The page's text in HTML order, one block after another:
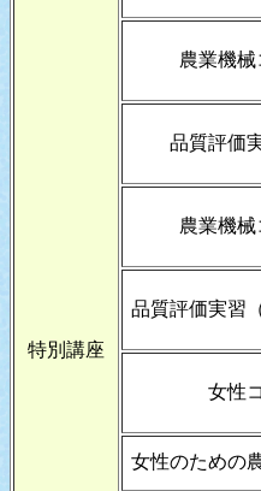
特別講座
農業機
品質評価
農業機
品質評価実習
女性
女性のための